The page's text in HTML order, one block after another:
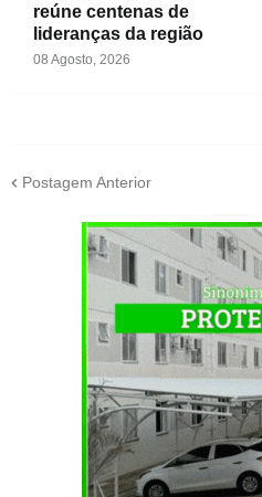
reúne centenas de
lideranças da região
08 Agosto, 2026
Postagem Anterior